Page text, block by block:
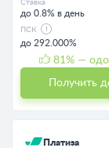
Ставка
до 0.8% в день
ПСК
до 292.000%
81 % —
Получить
Платиза